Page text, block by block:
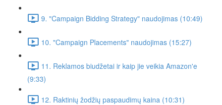
9. "Campaign Bidding Strategy" naudojimas (10:49)
10. "Campaign Placements" naudojimas (15:27)
11. Reklamos biudžetai ir kaip jie veikia Amazon'e
(9:33)
12. Raktinių žodžių paspaudimų kaina (10:31)